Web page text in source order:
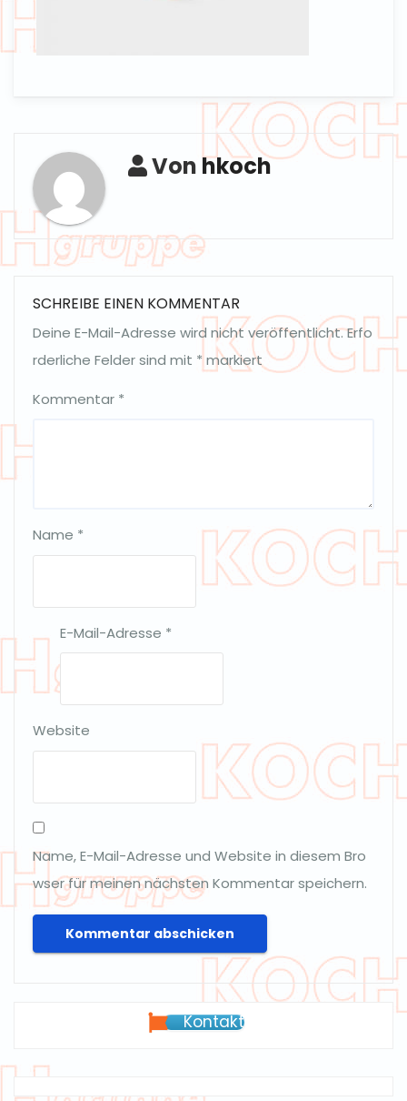
Von hkoch
SCHREIBE EINEN KOMMENTAR
Deine E-Mail-Adresse wird nicht veröffentlicht.Erfo
rderliche Felder sind mit * markiert
Kommentar *
Name *
E-Mail-Adresse *
Website
Name, E-Mail-Adresse und Website in diesem Bro
wser für meinen nächsten Kommentar speichern.
Kontakt